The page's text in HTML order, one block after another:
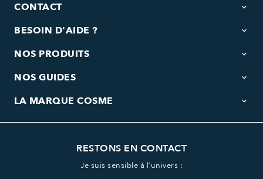
CONTACT keyboard_arrow_down
BESOIN D'AIDE ? keyboard_arrow_down
NOS PRODUITS keyboard_arrow_down
NOS GUIDES keyboard_arrow_down
LA MARQUE COSME keyboard_arrow_down
RESTONS EN CONTACT
Je suis sensible à l'univers :